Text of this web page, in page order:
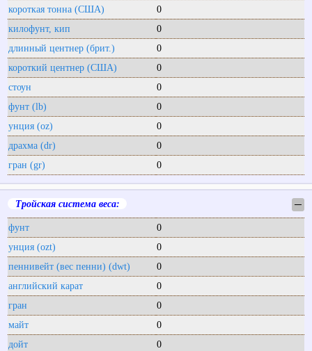
короткая тонна (США)
0
килофунт, кип
0
длинный центнер (брит.)
0
короткий центнер (США)
0
стоун
0
фунт (lb)
0
унция (oz)
0
драхма (dr)
0
гран (gr)
0
Тройская система веса: ─
фунт
0
унция (ozt)
0
пеннивейт (вес пенни) (dwt)
0
английский карат
0
гран
0
майт
0
дойт
0